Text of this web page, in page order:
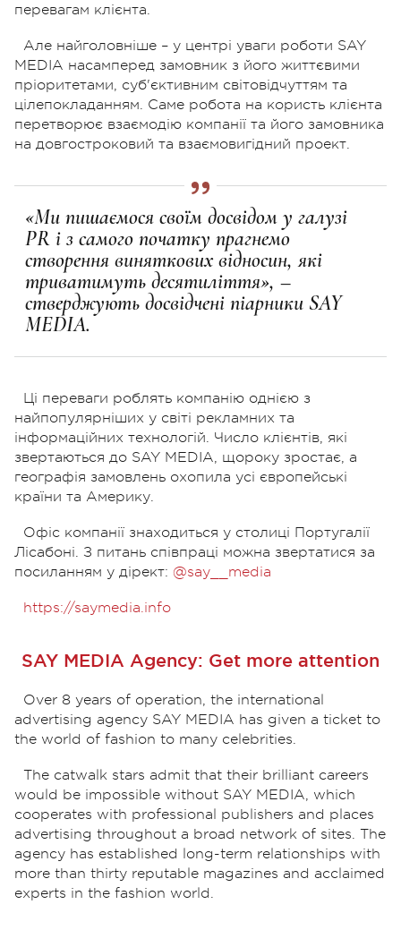
перевагам клієнта.
Але найголовніше – у центрі уваги роботи SAY
MEDIA насамперед замовник з його життєвими
пріоритетами, суб'єктивним світовідчуттям та
цілепокладанням. Саме робота на користь клієнта
перетворює взаємодію компанії та його замовника
на довгостроковий та взаємовигідний проект.
«Ми пишаємося своїм досвідом у галузі
PR і з самого початку прагнемо
створення виняткових відносин, які
триватимуть десятиліття», –
стверджують досвідчені піарники SAY
MEDIA.
Ці переваги роблять компанію однією з
найпопулярніших у світі рекламних та
інформаційних технологій. Число клієнтів, які
звертаються до SAY MEDIA, щороку зростає, а
географія замовлень охопила усі європейські
країни та Америку.
Офіс компанії знаходиться у столиці Португалії
Лісабоні. З питань співпраці можна звертатися за
посиланням у дірект: @say__media
https://saymedia.info
SAY MEDIA Agency: Get more attention
Over 8 years of operation, the international
advertising agency SAY MEDIA has given a ticket to
the world of fashion to many celebrities.
The catwalk stars admit that their brilliant careers
would be impossible without SAY MEDIA, which
cooperates with professional publishers and places
advertising throughout a broad network of sites. The
agency has established long-term relationships with
more than thirty reputable magazines and acclaimed
experts in the fashion world.